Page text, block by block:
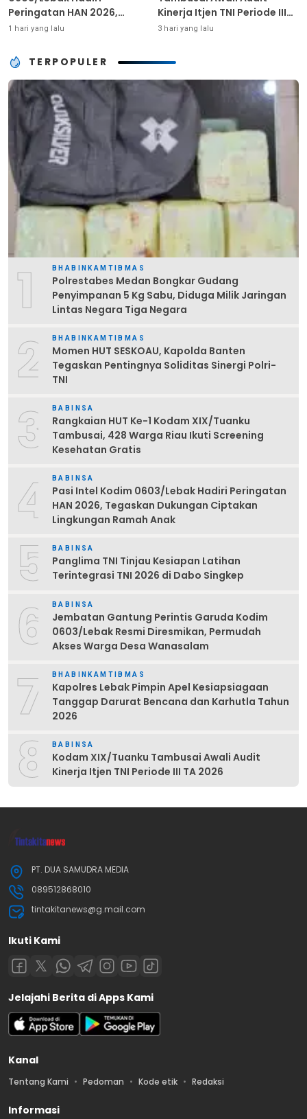
Peringatan HAN 2026,
Tegaskan Dukungan
Ramah Anak
1 hari yang lalu
Kinerja Itjen TNI Periode III
TA 2026
3 hari yang lalu
TERPOPULER
1 BHABINKAMTIBMAS
Polrestabes Medan Bongkar Gudang
Penyimpanan 5 Kg Sabu, Diduga Milik Jaringan
Lintas Negara Tiga Negara
2 BHABINKAMTIBMAS
Momen HUT SESKOAU, Kapolda Banten
Tegaskan Pentingnya Soliditas Sinergi Polri-
TNI
3 BABINSA
Rangkaian HUT Ke-1 Kodam XIX/Tuanku
Tambusai, 428 Warga Riau Ikuti Screening
Kesehatan Gratis
4 BABINSA
Pasi Intel Kodim 0603/Lebak Hadiri Peringatan
HAN 2026, Tegaskan Dukungan Ciptakan
Lingkungan Ramah Anak
5 BABINSA
Panglima TNI Tinjau Kesiapan Latihan
Terintegrasi TNI 2026 di Dabo Singkep
6 BABINSA
Jembatan Gantung Perintis Garuda Kodim
0603/Lebak Resmi Diresmikan, Permudah
Akses Warga Desa Wanasalam
7 BHABINKAMTIBMAS
Kapolres Lebak Pimpin Apel Kesiapsiagaan
Tanggap Darurat Bencana dan Karhutla Tahun
2026
8 BABINSA
Kodam XIX/Tuanku Tambusai Awali Audit
Kinerja Itjen TNI Periode III TA 2026
PT. DUA SAMUDRA MEDIA
089512868010
tintakitanews@g.mail.com
Ikuti Kami
Jelajahi Berita di Apps Kami
Kanal
Tentang Kami Pedoman Kode etik Redaksi
Informasi